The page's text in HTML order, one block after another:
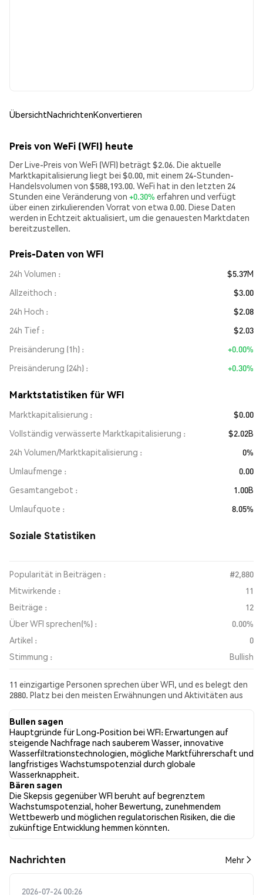
ÜbersichtNachrichtenKonvertieren
Preis von WeFi (WFI) heute
Der Live-Preis von WeFi (WFI) beträgt $2.06. Die aktuelle
Marktkapitalisierung liegt bei $0.00, mit einem 24-Stunden-
Handelsvolumen von $588,193.00. WeFi hat in den letzten 24
Stunden eine Veränderung von +0.30% erfahren und verfügt
über einen zirkulierenden Vorrat von etwa 0.00. Diese Daten
werden in Echtzeit aktualisiert, um die genauesten Marktdaten
bereitzustellen.
Preis-Daten von WFI
24h Volumen
$5.37M
Allzeithoch
$3.00
24h Hoch
$2.08
24h Tief
$2.03
Preisänderung (1h)
+0.00%
Preisänderung (24h)
+0.30%
Marktstatistiken für WFI
Marktkapitalisierung
$0.00
Vollständig verwässerte Marktkapitalisierung
$2.02B
24h Volumen/Marktkapitalisierung
0%
Umlaufmenge
0.00
Gesamtangebot
1.00B
Umlaufquote
8.05%
Soziale Statistiken
Popularität in Beiträgen :
#2,880
Mitwirkende :
11
Beiträge :
12
Über WFI sprechen(%) :
0.00%
Artikel :
0
Stimmung :
Bullish
11 einzigartige Personen sprechen über WFI, und es belegt den
2880. Platz bei den meisten Erwähnungen und Aktivitäten aus
Stimmung gegenüber WFI in allen sozialen Medien Bullish.
Schließlich wurden 0 Nachrichtenartikel über WFI veröffentlicht.
Auf Twitter hatten 9.09% der Tweets eine bullishe Stimmung im
Vergleich zu 0.00% der Tweets mit einer bärischen Stimmung
über WFI. 90.91% der Tweets waren neutral gegenüber WFI.
Diese Stimmungen basieren auf 11 Tweets.
Bullen sagen
Hauptgründe für Long-Position bei WFI: Erwartungen auf
steigende Nachfrage nach sauberem Wasser, innovative
Wasserfiltrationstechnologien, mögliche Marktführerschaft und
langfristiges Wachstumspotenzial durch globale
Wasserknappheit.
Bären sagen
Die Skepsis gegenüber WFI beruht auf begrenztem
Wachstumspotenzial, hoher Bewertung, zunehmendem
Wettbewerb und möglichen regulatorischen Risiken, die die
zukünftige Entwicklung hemmen könnten.
Nachrichten Mehr
2026-07-24 00:26